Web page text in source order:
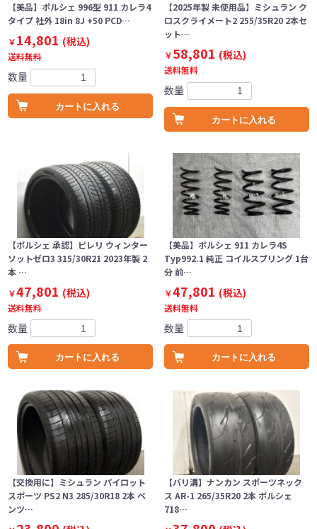
【美品】ポルシェ 996型 911 カレラ4
タイプ 社外 18in 8J +50 PCD…
￥14,801 (税込)
送料無料
数量
カートに入れる
【2025年製 未使用品】ミシュラン ク
ロスクライメート2 255/35R20 2本セ
ット…
￥58,801 (税込)
送料無料
数量
カートに入れる
【ポルシェ 承認】ピレリ ウィンター
ソットゼロ3 315/30R21 2023年製 2
本 …
￥47,801 (税込)
送料無料
数量
カートに入れる
【美品】ポルシェ 911 カレラ4S
Typ992.1 純正 コイルスプリング 1台
分 前…
￥47,801 (税込)
送料無料
数量
カートに入れる
【交換用に】ミシュラン パイロット
スポーツ PS2 N3 285/30R18 2本 ベ
ンツ…
【バリ溝】ナンカン スポーツネック
ス AR-1 265/35R20 2本 ポルシェ
718…